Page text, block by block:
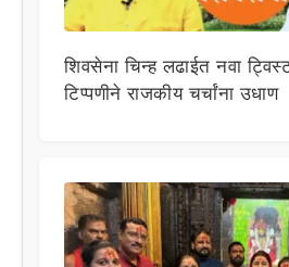
शिवसेना चिन्ह लढाईत नवा
टिप्पणीने राजकीय चर्चांना उधाण